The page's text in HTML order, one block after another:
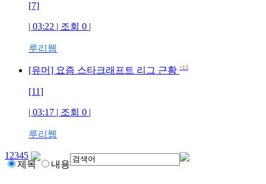
[7]
| 03:22 | 조회 0 |
루리웹
[유머] 요즘 스타크래프트 리그 근황 +13
[11]
| 03:17 | 조회 0 |
루리웹
1 2345
제목
내용